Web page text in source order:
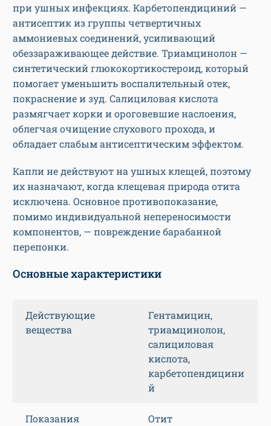
при ушных инфекциях. Карбетопендициний —
антисептик из группы четвертичных
аммониевых соединений, усиливающий
обеззараживающее действие. Триамцинолон —
синтетический глюкокортикостероид, который
помогает уменьшить воспалительный отек,
покраснение и зуд. Салициловая кислота
размягчает корки и ороговевшие наслоения,
облегчая очищение слухового прохода, и
обладает слабым антисептическим эффектом.
Капли не действуют на ушных клещей, поэтому
их назначают, когда клещевая природа отита
исключена. Основное противопоказание,
помимо индивидуальной непереносимости
компонентов, — повреждение барабанной
перепонки.
Основные характеристики
Действующие
вещества
Гентамицин,
триамцинолон,
салициловая
кислота,
карбетопендицини
й
Показания
Отит